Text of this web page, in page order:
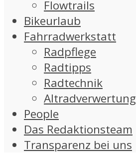
Flowtrails
Bikeurlaub
Fahrradwerkstatt
Radpflege
Radtipps
Radtechnik
Altradverwertung
People
Das Redaktionsteam
Transparenz bei uns